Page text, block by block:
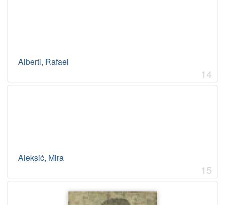
Alberti, Rafael
14
Aleksić, Mira
15